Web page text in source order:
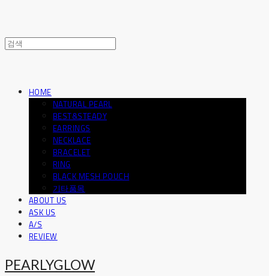
HOME
NATURAL PEARL
BEST&STEADY
EARRINGS
NECKLACE
BRACELET
RING
BLACK MESH POUCH
기타품목
ABOUT US
ASK US
A/S
REVIEW
PEARLYGLOW